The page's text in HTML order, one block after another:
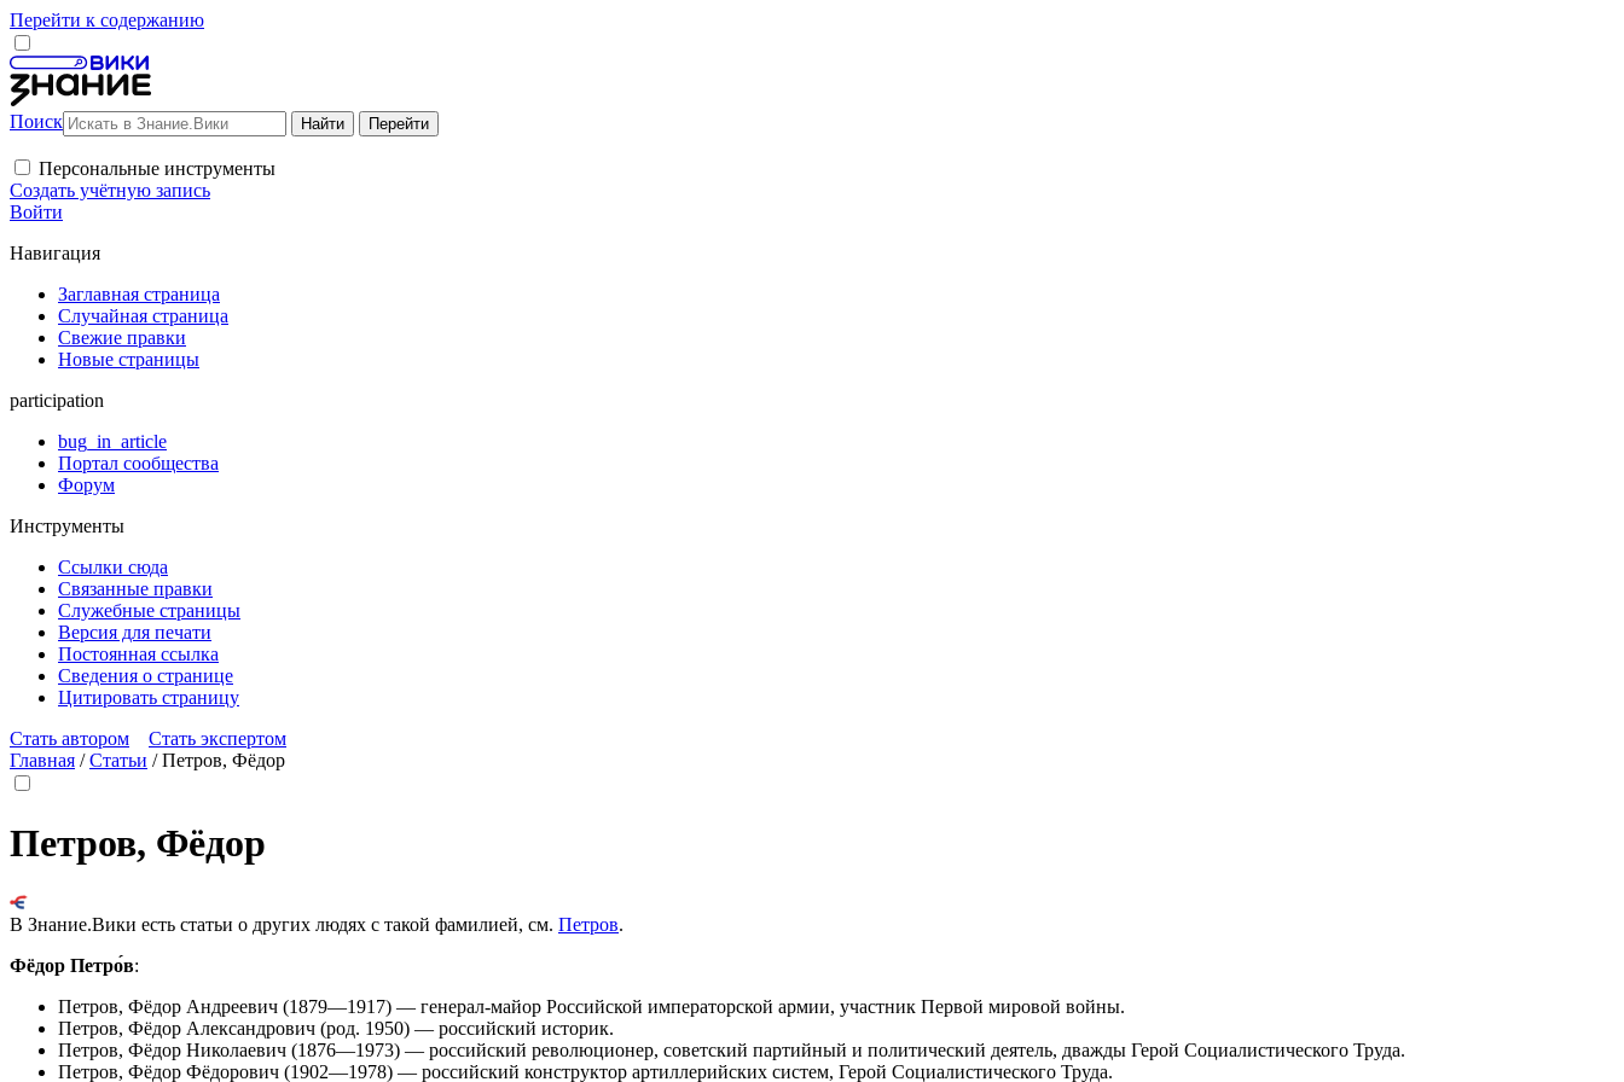
Перейти к содержанию
Поиск
Персональные инструменты
Создать учётную запись
Войти
Навигация
Заглавная страница
Случайная страница
Свежие правки
Новые страницы
participation
bug_in_article
Портал сообщества
Форум
Инструменты
Ссылки сюда
Связанные правки
Служебные страницы
Версия для печати
Постоянная ссылка
Сведения о странице
Цитировать страницу
Стать автором
Стать экспертом
Главная /Статьи /Петров, Фёдор
Петров, Фёдор
В Знание.Вики есть статьи о других людях с такой фамилией, см. Петров.
Фёдор Петро́в:
Петров, Фёдор Андреевич (1879—1917) — генерал-майор Российской императорской армии, участник Первой мировой войны.
Петров, Фёдор Александрович (род. 1950) — российский историк.
Петров, Фёдор Николаевич (1876—1973) — российский революционер, советский партийный и политический деятель, дважды Герой Социалистического Труда.
Петров, Фёдор Фёдорович (1902—1978) — российский конструктор артиллерийских систем, Герой Социалистического Труда.